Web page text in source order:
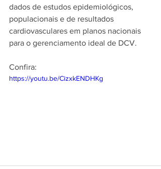
dados de estudos epidemiológicos,
populacionais e de resultados
cardiovasculares em planos nacionais
para o gerenciamento ideal de DCV.
Confira:
https://youtu.be/CizxkENDHKg